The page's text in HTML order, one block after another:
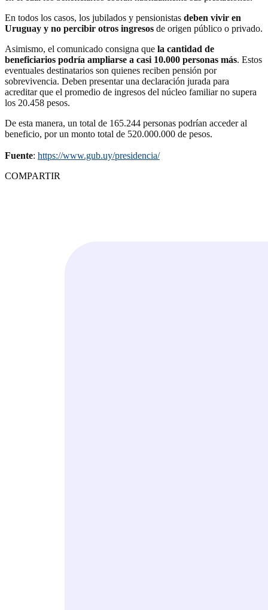
En todos los casos, los jubilados y pensionistas deben vivir en
Uruguay y no percibir otros ingresos de origen público o privado.
Asimismo, el comunicado consigna que la cantidad de
beneficiarios podría ampliarse a casi 10.000 personas más. Estos
eventuales destinatarios son quienes reciben pensión por
sobrevivencia. Deben presentar una declaración jurada para
acreditar que el promedio de ingresos del núcleo familiar no supera
los 20.458 pesos.
De esta manera, un total de 165.244 personas podrían acceder al
beneficio, por un monto total de 520.000.000 de pesos.
Fuente: https://www.gub.uy/presidencia/
COMPARTIR